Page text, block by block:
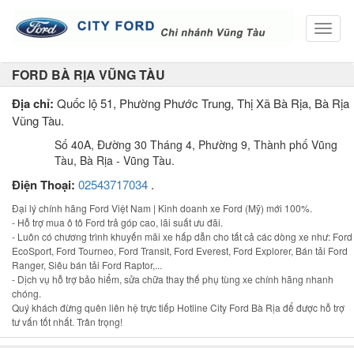
FORD BÀ RỊA VŨNG TÀU
Địa chỉ: Quốc lộ 51, Phường Phước Trung, Thị Xã Bà Rịa, Bà Rịa
Vũng Tàu.
Số 40A, Đường 30 Tháng 4, Phường 9, Thành phố Vũng
Tàu, Bà Rịa - Vũng Tàu.
Điện Thoại: 02543717034 .
Đại lý chính hãng Ford Việt Nam | Kinh doanh xe Ford (Mỹ) mới 100%.
- Hỗ trợ mua ô tô Ford trả góp cao, lãi suất ưu đãi.
- Luôn có chương trình khuyến mãi xe hấp dẫn cho tất cả các dòng xe như: Ford
EcoSport, Ford Tourneo, Ford Transit, Ford Everest, Ford Explorer, Bán tải Ford
Ranger, Siêu bán tải Ford Raptor,...
- Dịch vụ hỗ trợ bảo hiểm, sửa chữa thay thế phụ tùng xe chính hãng nhanh
chóng.
Quý khách đừng quên liên hệ trực tiếp Hotline City Ford Bà Rịa để được hỗ trợ
tư vấn tốt nhất. Trân trọng!